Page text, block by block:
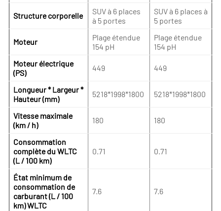
Structure corporelle
SUV à 6 places
à 5 portes
SUV à 6 places à
5 portes
Moteur
Plage étendue
154 pH
Plage étendue
154 pH
Moteur électrique
(PS)
449 449
Longueur * Largeur *
Hauteur (mm)
5218*1998*1800 5218*1998*1800
Vitesse maximale
(km / h)
180 180
Consommation
complète du WLTC
(L / 100 km)
0.71 0.71
État minimum de
consommation de
carburant (L / 100
km) WLTC
7.6 7.6